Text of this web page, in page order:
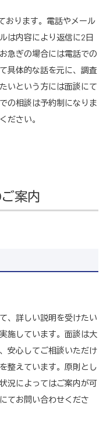
おります。電話やメール
は内容により返信に2日
急ぎの場合には電話での
具体的な話を元に、調査
いという方には面談にて
の相談は予約制になりま
ださい。
案内
、詳しい説明を受けたい
施しています。面談は大
安心してご相談いただけ
整えています。原則とし
況によってはご案内が可
てお問い合わせくださ